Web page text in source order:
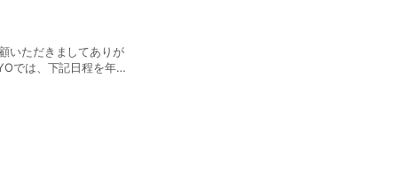
いただきましてありが
では、下記日程を年末